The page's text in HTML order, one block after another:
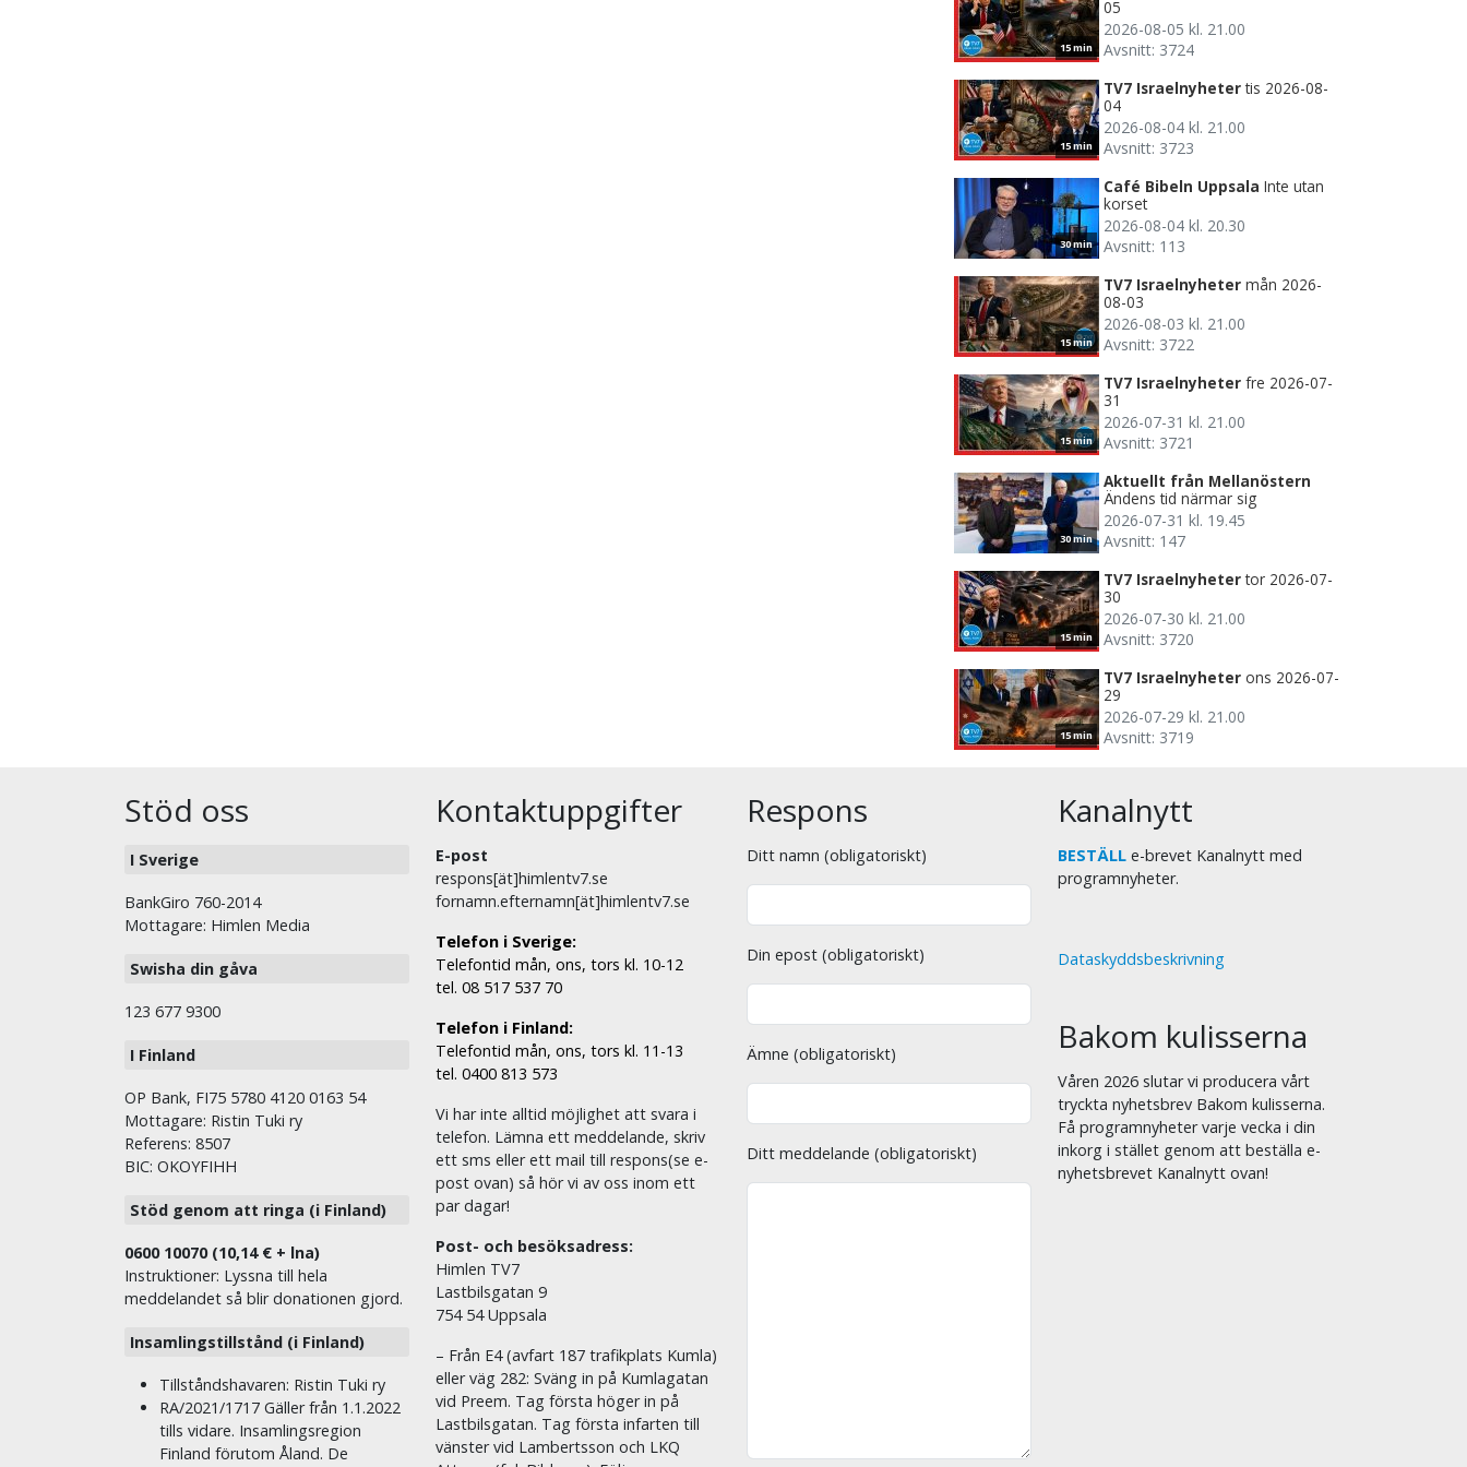
15 min
05
2026-08-05 kl. 21.00
Avsnitt: 3724
15 min
TV7 Israelnyheter tis 2026-08-
04
2026-08-04 kl. 21.00
Avsnitt: 3723
30 min
Café Bibeln Uppsala Inte utan
korset
2026-08-04 kl. 20.30
Avsnitt: 113
15 min
TV7 Israelnyheter mån 2026-
08-03
2026-08-03 kl. 21.00
Avsnitt: 3722
15 min
TV7 Israelnyheter fre 2026-07-
31
2026-07-31 kl. 21.00
Avsnitt: 3721
30 min
Aktuellt från Mellanöstern
Ändens tid närmar sig
2026-07-31 kl. 19.45
Avsnitt: 147
15 min
TV7 Israelnyheter tor 2026-07-
30
2026-07-30 kl. 21.00
Avsnitt: 3720
15 min
TV7 Israelnyheter ons 2026-07-
29
2026-07-29 kl. 21.00
Avsnitt: 3719
Stöd oss
I Sverige
BankGiro 760-2014
Mottagare: Himlen Media
Swisha din gåva
123 677 9300
I Finland
OP Bank, FI75 5780 4120 0163 54
Mottagare: Ristin Tuki ry
Referens: 8507
BIC: OKOYFIHH
Stöd genom att ringa (i Finland)
0600 10070 (10,14 € + lna)
Instruktioner: Lyssna till hela
meddelandet så blir donationen gjord.
Insamlingstillstånd (i Finland)
Tillståndshavaren: Ristin Tuki ry
RA/2021/1717 Gäller från 1.1.2022
tills vidare. Insamlingsregion
Finland förutom Åland. De
Kontaktuppgifter
E-post
respons[ät]himlentv7.se
fornamn.efternamn[ät]himlentv7.se
Telefon i Sverige:
Telefontid mån, ons, tors kl. 10-12
tel. 08 517 537 70
Telefon i Finland:
Telefontid mån, ons, tors kl. 11-13
tel. 0400 813 573
Vi har inte alltid möjlighet att svara i
telefon. Lämna ett meddelande, skriv
ett sms eller ett mail till respons(se e-
post ovan) så hör vi av oss inom ett
par dagar!
Post- och besöksadress:
Himlen TV7
Lastbilsgatan 9
754 54 Uppsala
– Från E4 (avfart 187 trafikplats Kumla)
eller väg 282: Sväng in på Kumlagatan
vid Preem. Tag första höger in på
Lastbilsgatan. Tag första infarten till
vänster vid Lambertsson och LKQ
Respons
Ditt namn (obligatoriskt)
Din epost (obligatoriskt)
Ämne (obligatoriskt)
Ditt meddelande (obligatoriskt)
Kanalnytt
BESTÄLL e-brevet Kanalnytt med
programnyheter.
Dataskyddsbeskrivning
Bakom kulisserna
Våren 2026 slutar vi producera vårt
tryckta nyhetsbrev Bakom kulisserna.
Få programnyheter varje vecka i din
inkorg i stället genom att beställa e-
nyhetsbrevet Kanalnytt ovan!